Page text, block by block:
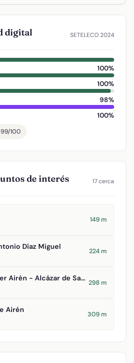
digital SETELECO 2024
100%
100%
98%
100%
100
de interés 17 cerca
149 m
Díaz Miguel
224 m
Hotel Intelier Airén - Alcázar de San Juan
298 m
Airén
309 m